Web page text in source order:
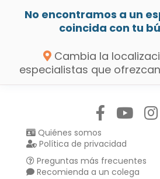
No encontramos a un
coincida con tu
Cambia la
especialistas que
Quiénes somos
Política de privacidad
Preguntas más frecuentes
Recomienda a un colega